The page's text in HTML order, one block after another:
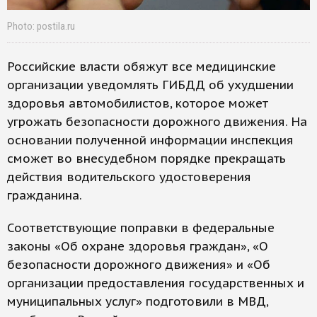
Photo: postila.ru
Российские власти обяжут все медицинские
организации уведомлять ГИБДД об ухудшении
здоровья автомобилистов, которое может
угрожать безопасности дорожного движения. На
основании полученной информации инспекция
сможет во внесудебном порядке прекращать
действия водительского удостоверения
гражданина.
Соответствующие поправки в федеральные
законы «Об охране здоровья граждан», «О
безопасности дорожного движения» и «Об
организации предоставления государственных и
муниципальных услуг» подготовили в МВД,